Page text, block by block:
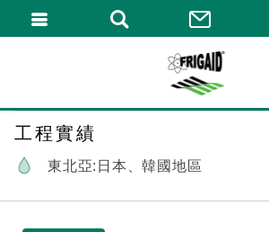
工程實績
東北亞:日本、韓國地區
繁體中文
English